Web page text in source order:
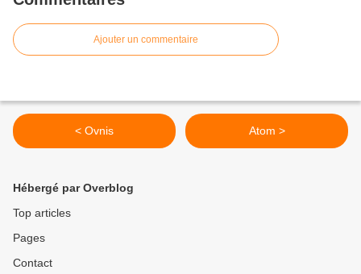
Ajouter un commentaire
< Ovnis Atom >
Hébergé par Overblog
Top articles
Pages
Contact